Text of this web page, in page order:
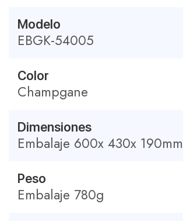
Modelo
EBGK-54005
Color
Champgane
Dimensiones
Embalaje 600x 430x 190mm
Peso
Embalaje 780g